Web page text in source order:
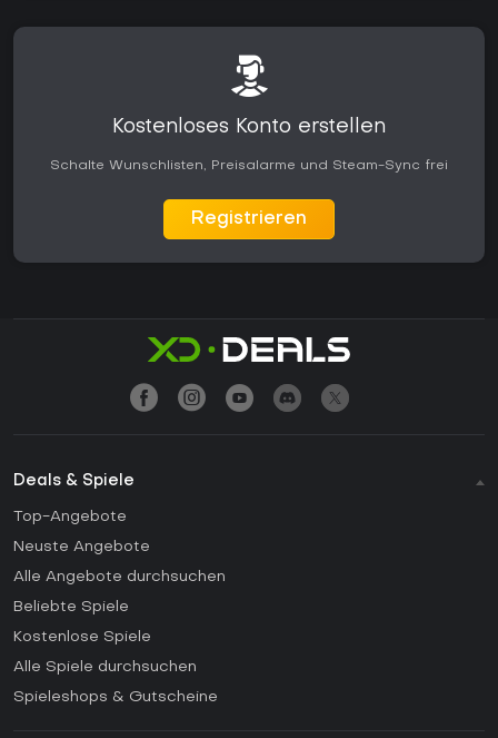
Kostenloses Konto erstellen
Schalte Wunschlisten, Preisalarme und Steam-Sync frei
Registrieren
Deals & Spiele
Top-Angebote
Neuste Angebote
Alle Angebote durchsuchen
Beliebte Spiele
Kostenlose Spiele
Alle Spiele durchsuchen
Spieleshops & Gutscheine